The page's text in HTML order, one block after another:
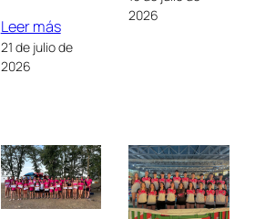
Leer más
21 de julio de
2026
2026